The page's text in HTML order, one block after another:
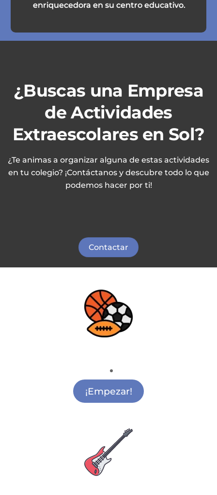
enriquecedora en su centro educativo.
¿Buscas una Empresa
de Actividades
Extraescolares en Sol?
¿Te animas a organizar alguna de estas actividades
en tu colegio? ¡Contáctanos y descubre todo lo que
podemos hacer por ti!
Contactar
Actividades Extraescolares Deportivas Sol
¡Empezar!